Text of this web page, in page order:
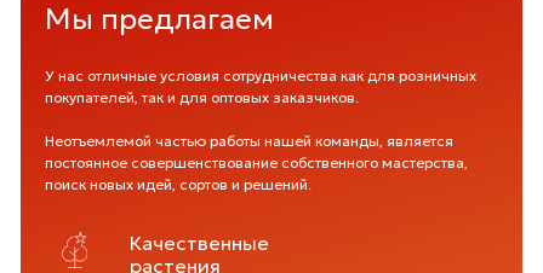
Мы предлагаем
У нас отличные условия сотрудничества как для розничных
покупателей, так и для оптовых заказчиков.
Неотъемлемой частью работы нашей команды, является
постоянное совершенствование собственного мастерства,
поиск новых идей, сортов и решений.
Качественные
растения